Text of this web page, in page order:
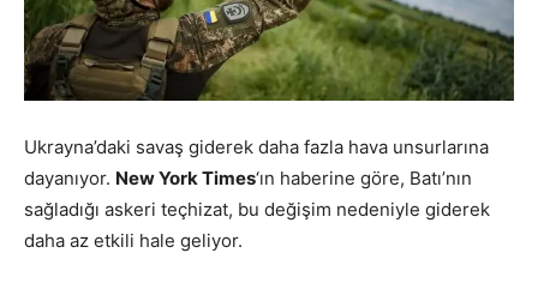
Ukrayna’daki savaş giderek daha fazla hava unsurlarına
dayanıyor. New York Times‘ın haberine göre, Batı’nın
sağladığı askeri teçhizat, bu değişim nedeniyle giderek
daha az etkili hale geliyor.